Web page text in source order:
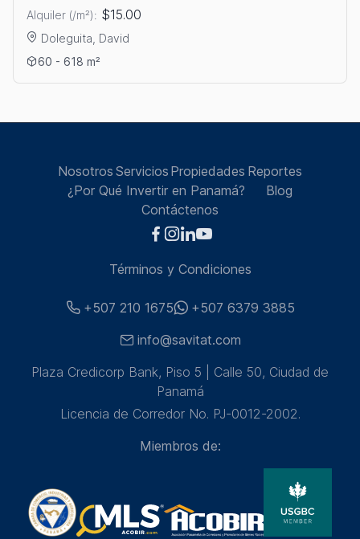
Alquiler (/m²): $15.00
Doleguita, David
Ver detalles: ALQUILER DE LOCALES COMERCIALES EN
60 - 618 m²
Nosotros Servicios Propiedades Reportes
¿Por Qué Invertir en Panamá?
Blog
Contáctenos
Términos y Condiciones
+507 210 1675
+507 6379 3885
info@savitat.com
Plaza Credicorp Bank, Piso 5 | Calle 50, Ciudad de
Panamá
Licencia de Corredor No. PJ-0012-2002.
Miembros de: